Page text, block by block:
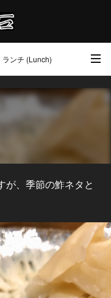
ランチ (Lunch)
お土産 (Go to)
が、季節の鮓ネタと